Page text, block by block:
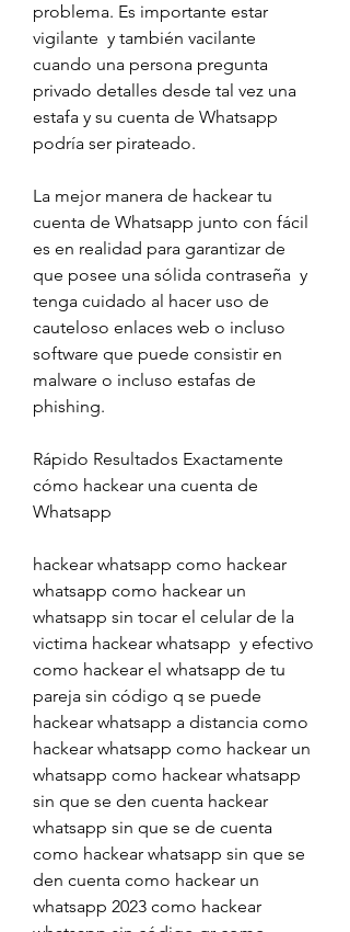
problema. Es importante estar
vigilante  y también vacilante
cuando una persona pregunta
privado detalles desde tal vez una
estafa y su cuenta de Whatsapp
podría ser pirateado.
La mejor manera de hackear tu
cuenta de Whatsapp junto con fácil
es en realidad para garantizar de
que posee una sólida contraseña  y
tenga cuidado al hacer uso de
cauteloso enlaces web o incluso
software que puede consistir en
malware o incluso estafas de
phishing.
Rápido Resultados Exactamente
cómo hackear una cuenta de
Whatsapp
hackear whatsapp como hackear
whatsapp como hackear un
whatsapp sin tocar el celular de la
victima hackear whatsapp  y efectivo
como hackear el whatsapp de tu
pareja sin código q se puede
hackear whatsapp a distancia como
hackear whatsapp como hackear un
whatsapp como hackear whatsapp
sin que se den cuenta hackear
whatsapp sin que se de cuenta
como hackear whatsapp sin que se
den cuenta como hackear un
whatsapp 2023 como hackear